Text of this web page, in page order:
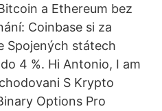
a Ethereum bez
Coinbase si za
Spojených státech
4 %. Hi Antonio, I am
S Krypto
Options Pro